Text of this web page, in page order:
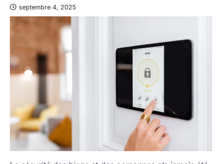
septembre 4, 2025